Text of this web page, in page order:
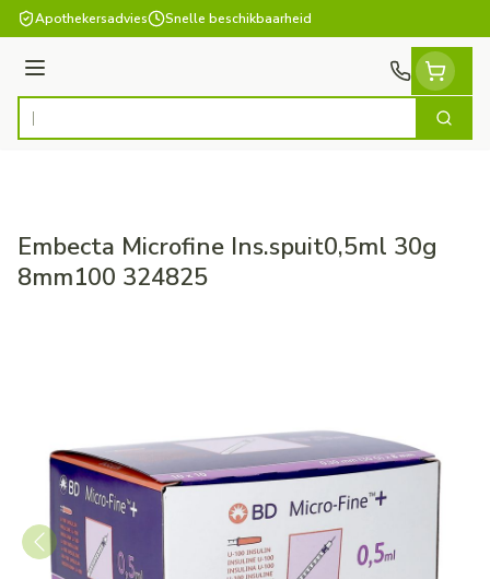
Ga naar de inhoud
Apothekersadvies Snelle beschikbaarheid
Menu
Product, merk, categorie... Zoek
Embecta Microfine Ins.spuit0,5ml 30g
8mm100 324825